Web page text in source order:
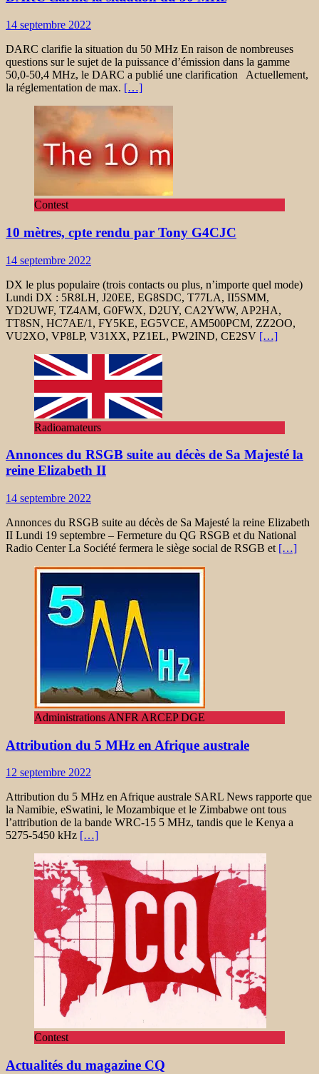
14 septembre 2022
DARC clarifie la situation du 50 MHz En raison de nombreuses
questions sur le sujet de la puissance d’émission dans la gamme
50,0-50,4 MHz, le DARC a publié une clarification Actuellement,
la réglementation de max. […]
Contest
10 mètres, cpte rendu par Tony G4CJC
14 septembre 2022
DX le plus populaire (trois contacts ou plus, n’importe quel mode)
Lundi DX : 5R8LH, J20EE, EG8SDC, T77LA, II5SMM,
YD2UWF, TZ4AM, G0FWX, D2UY, CA2YWW, AP2HA,
TT8SN, HC7AE/1, FY5KE, EG5VCE, AM500PCM, ZZ2OO,
VU2XO, VP8LP, V31XX, PZ1EL, PW2IND, CE2SV […]
Radioamateurs
Annonces du RSGB suite au décès de Sa Majesté la
reine Elizabeth II
14 septembre 2022
Annonces du RSGB suite au décès de Sa Majesté la reine Elizabeth
II Lundi 19 septembre – Fermeture du QG RSGB et du National
Radio Center La Société fermera le siège social de RSGB et […]
Administrations ANFR ARCEP DGE
Attribution du 5 MHz en Afrique australe
12 septembre 2022
Attribution du 5 MHz en Afrique australe SARL News rapporte que
la Namibie, eSwatini, le Mozambique et le Zimbabwe ont tous
l’attribution de la bande WRC-15 5 MHz, tandis que le Kenya a
5275-5450 kHz […]
Contest
Actualités du magazine CQ